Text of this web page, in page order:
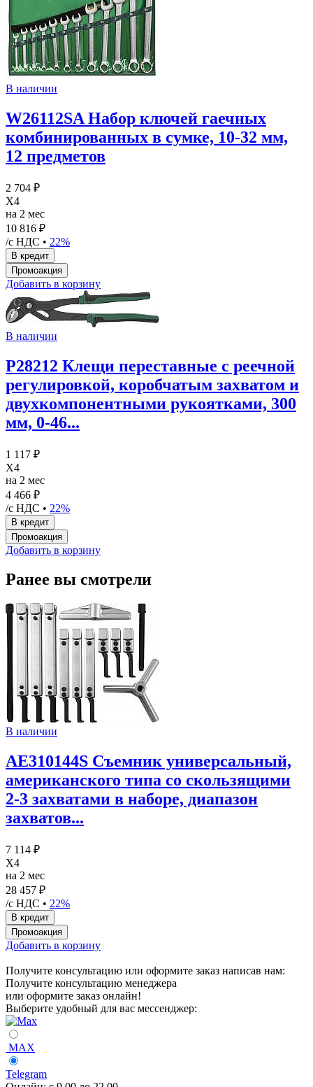
В наличии
W26112SA Набор ключей гаечных
комбинированных в сумке, 10-32 мм,
12 предметов
2 704 ₽
X4
на 2 мес
10 816 ₽
/с НДС • 22%
Добавить в корзину
В наличии
P28212 Клещи переставные с реечной
регулировкой, коробчатым захватом и
двухкомпонентными рукоятками, 300
мм, 0-46...
1 117 ₽
X4
на 2 мес
4 466 ₽
/с НДС • 22%
Добавить в корзину
Ранее вы смотрели
В наличии
AE310144S Съемник универсальный,
американского типа со скользящими
2-3 захватами в наборе, диапазон
захватов...
7 114 ₽
X4
на 2 мес
28 457 ₽
/с НДС • 22%
Добавить в корзину
Получите консультацию или оформите заказ написав нам:
Получите консультацию менеджера
или оформите заказ онлайн!
Выберите удобный для вас мессенджер:
MAX
Telegram